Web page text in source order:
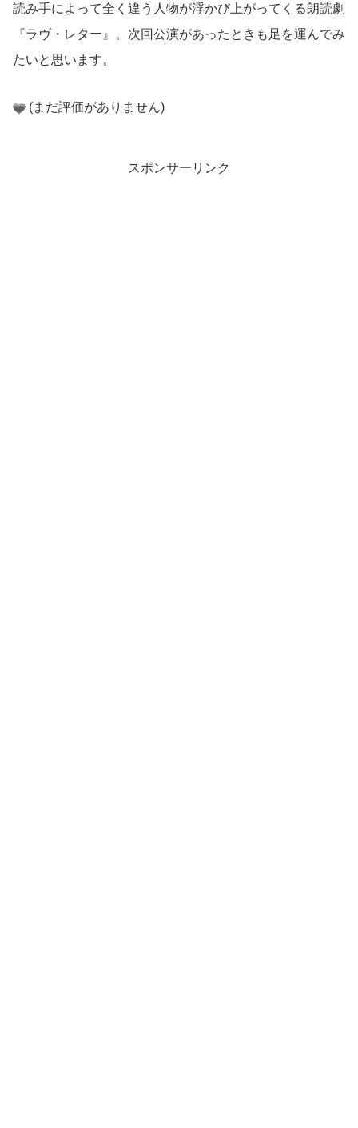
読み手によって全く違う人物が浮かび上がってくる朗読劇
『ラヴ・レター』。次回公演があったときも足を運んでみ
たいと思います。
(まだ評価がありません)
スポンサーリンク